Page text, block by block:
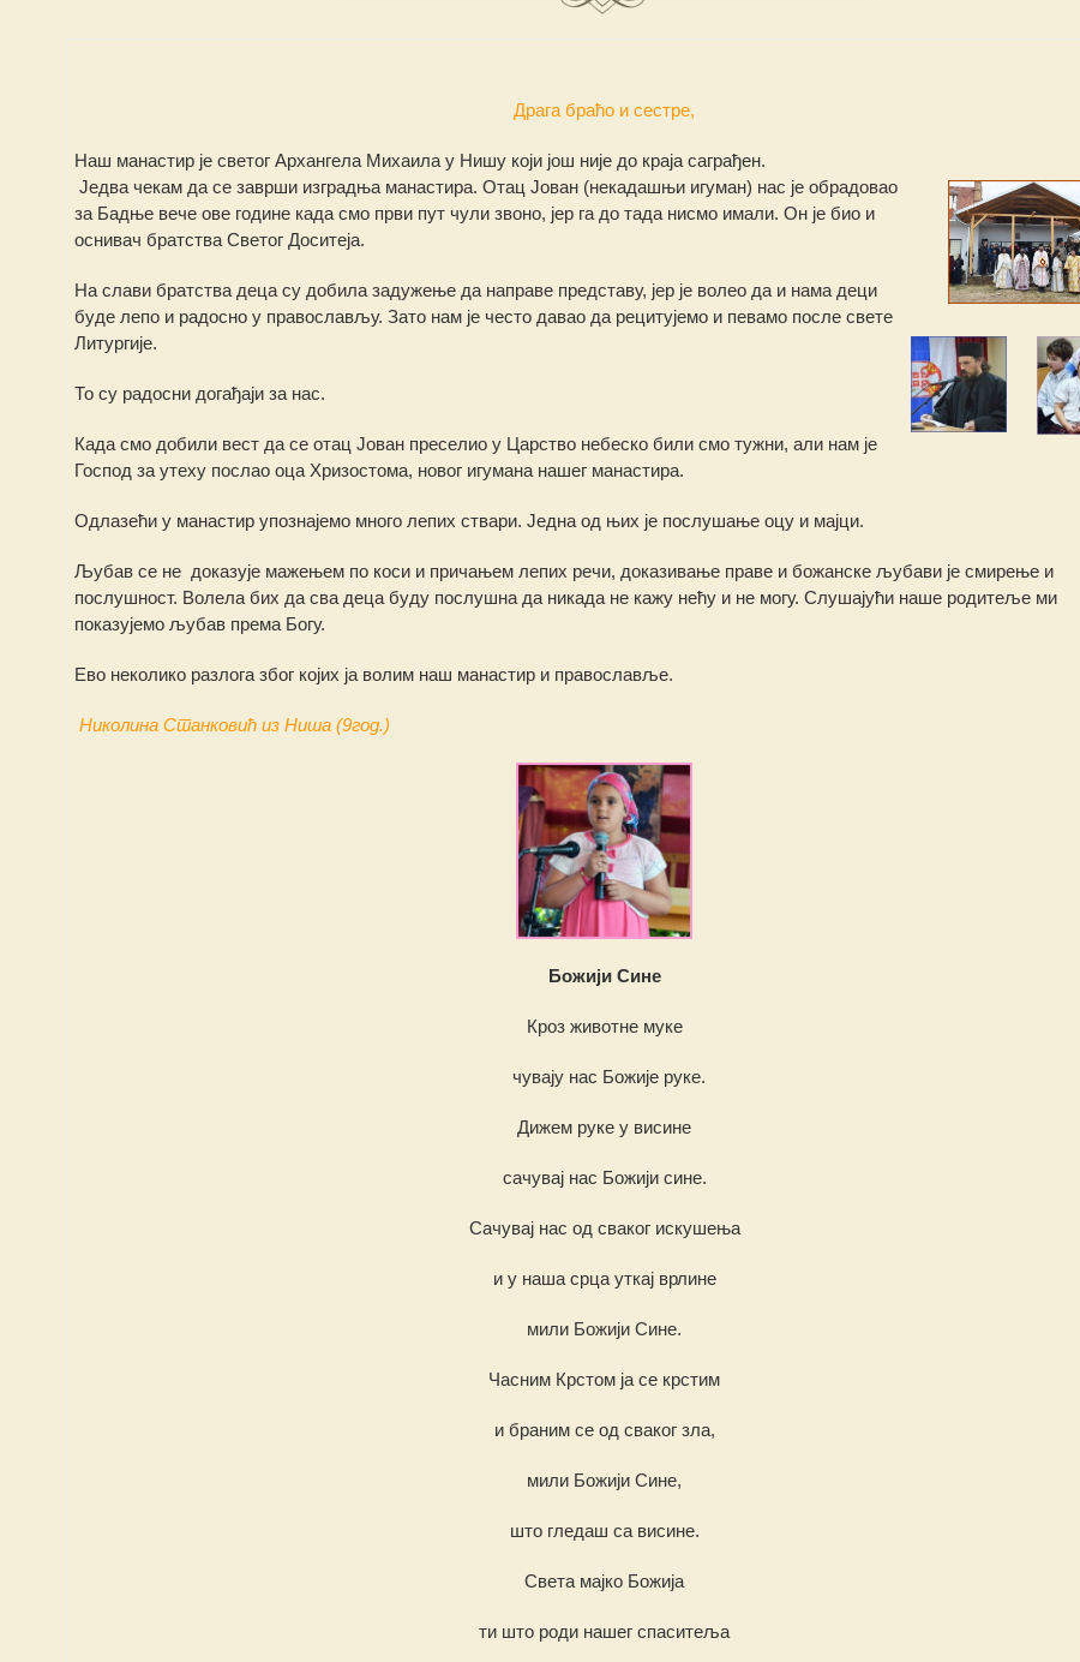
Драга браћо и сестре,
Наш манастир је светог Архангела Михаила у Нишу који још није до краја саграђен.
Једва чекам да се заврши изградња манастира. Отац Јован (некадашњи игуман) нас је обрадовао
за Бадње вече ове године када смо први пут чули звоно, јер га до тада нисмо имали. Он је био и
оснивач братства Светог Доситеја.
На слави братства деца су добила задужење да направе представу, јер је волео да и нама деци
буде лепо и радосно у православљу. Зато нам је често давао да рецитујемо и певамо после свете
Литургије.
То су радосни догађаји за нас.
Када смо добили вест да се отац Јован преселио у Царство небеско били смо тужни, али нам је
Господ за утеху послао оца Хризостома, новог игумана нашег манастира.
Одлазећи у манастир упознајемо много лепих ствари. Једна од њих је послушање оцу и мајци.
Љубав се не доказује мажењем по коси и причањем лепих речи, доказивање праве и божанске љубави је смирење и
послушност. Волела бих да сва деца буду послушна да никада не кажу нећу и не могу. Слушајући наше родитеље ми
показујемо љубав према Богу.
Ево неколико разлога због којих ја волим наш манастир и православље.
Николина Станковић из Ниша (9год.)
Божији Сине
Кроз животне муке
чувају нас Божије руке.
Дижем руке у висине
сачувај нас Божији сине.
Сачувај нас од сваког искушења
и у наша срца уткај врлине
мили Божији Сине.
Часним Крстом ја се крстим
и браним се од сваког зла,
мили Божији Сине,
што гледаш са висине.
Света мајко Божија
ти што роди нашег спаситеља